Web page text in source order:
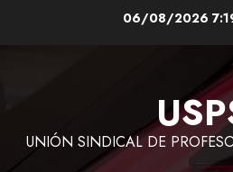
06/08/2026
UNIÓN SINDICAL DE